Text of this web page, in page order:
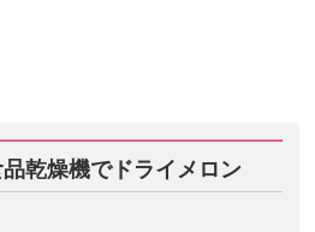
乾燥機でドライメロン